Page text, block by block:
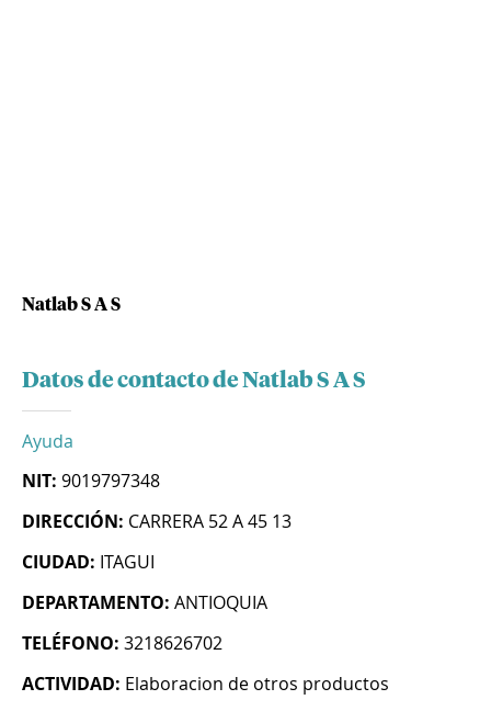
Natlab S A S
Datos de contacto de Natlab S A S
Ayuda
NIT: 9019797348
DIRECCIÓN: CARRERA 52 A 45 13
CIUDAD: ITAGUI
DEPARTAMENTO: ANTIOQUIA
TELÉFONO: 3218626702
ACTIVIDAD: Elaboracion de otros productos